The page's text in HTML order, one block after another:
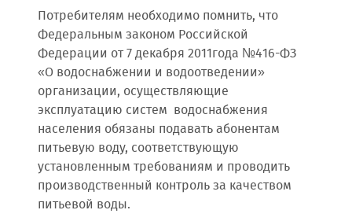
Потребителям необходимо помнить, что
Федеральным законом Российской
Федерации от 7 декабря 2011года №416-ФЗ
«О водоснабжении и водоотведении»
организации, осуществляющие
эксплуатацию систем водоснабжения
населения обязаны подавать абонентам
питьевую воду, соответствующую
установленным требованиям и проводить
производственный контроль за качеством
питьевой воды.